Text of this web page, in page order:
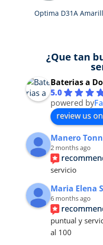
Optima D31A
¿Que tan
Baterias a
5.0
powered by
review us on
Manero
2 months ago
servicio
Maria Elena
6 months ago
puntual y
al 100